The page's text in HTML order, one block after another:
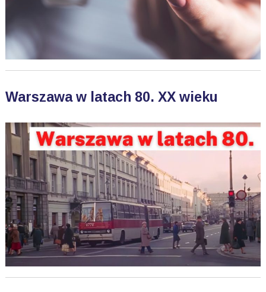
Warszawa w latach 80. XX wieku